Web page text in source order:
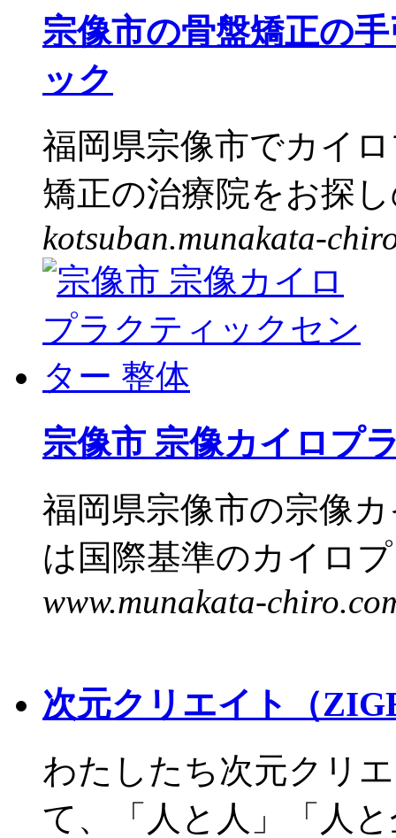
宗像市の骨盤矯正の
ック
福岡県宗像市でカイ
矯正の治療院をお探
kotsuban.munakata-
宗像市 宗像カイロプ
福岡県宗像市の宗像
は国際基準のカイロ
www.munakata-
次元クリエイト（
わたしたち次元クリ
て、「人と人」「人